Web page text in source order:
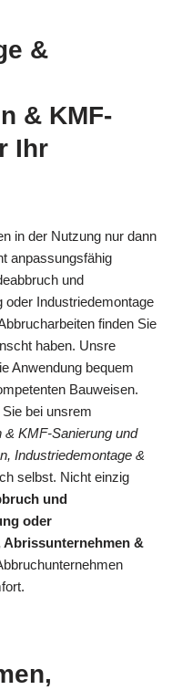
&
& KMF-
Ihr
in der Nutzung nur dann
anpassungsfähig
und
Industriedemontage
finden Sie
haben. Unsre
Anwendung bequem
Bauweisen.
bei unsrem
& KMF-Sanierung und
Industriedemontage &
selbst. Nicht einzig
und
oder
&